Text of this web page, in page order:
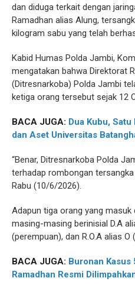
dan diduga terkait dengan
Ramadhan alias Alung,
kilogram sabu yang telah
Kabid Humas Polda Jambi,
mengatakan bahwa Direktorat
(Ditresnarkoba) Polda Jambi
ketiga orang tersebut sejak 12
BACA JUGA: Dua Kubu,
dan Aset Universitas
“Benar, Ditresnarkoba Polda
terhadap rombongan tersangka
Rabu (10/6/2026).
Adapun tiga orang yang
masing-masing berinisial D.A
(perempuan), dan R.O.A alias O
BACA JUGA: Buronan Kasus
Ramadhan Resmi